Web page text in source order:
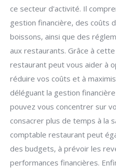
ce secteur d'activité. Il
gestion financière, des coûts
boissons, ainsi que des
aux restaurants. Grâce à
restaurant peut vous aider à
réduire vos coûts et à
déléguant la gestion
pouvez vous concentrer sur
consacrer plus de temps à la
comptable restaurant peut
des budgets, à prévoir les
performances financières.